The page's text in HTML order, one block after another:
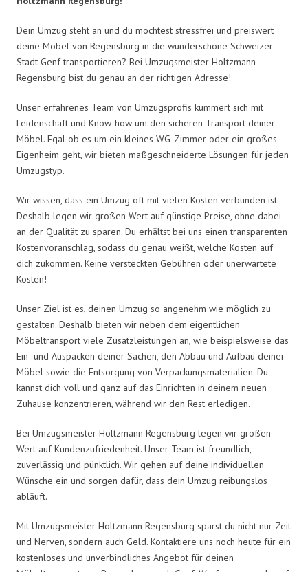
Dein Umzug steht an und du möchtest stressfrei und preiswert
deine Möbel von Regensburg in die wunderschöne Schweizer
Stadt Genf transportieren? Bei Umzugsmeister Holtzmann
Regensburg bist du genau an der richtigen Adresse!
Unser erfahrenes Team von Umzugsprofis kümmert sich mit
Leidenschaft und Know-how um den sicheren Transport deiner
Möbel. Egal ob es um ein kleines WG-Zimmer oder ein großes
Eigenheim geht, wir bieten maßgeschneiderte Lösungen für jeden
Umzugstyp.
Wir wissen, dass ein Umzug oft mit vielen Kosten verbunden ist.
Deshalb legen wir großen Wert auf günstige Preise, ohne dabei
an der Qualität zu sparen. Du erhältst bei uns einen transparenten
Kostenvoranschlag, sodass du genau weißt, welche Kosten auf
dich zukommen. Keine versteckten Gebühren oder unerwartete
Kosten!
Unser Ziel ist es, deinen Umzug so angenehm wie möglich zu
gestalten. Deshalb bieten wir neben dem eigentlichen
Möbeltransport viele Zusatzleistungen an, wie beispielsweise das
Ein- und Auspacken deiner Sachen, den Abbau und Aufbau deiner
Möbel sowie die Entsorgung von Verpackungsmaterialien. Du
kannst dich voll und ganz auf das Einrichten in deinem neuen
Zuhause konzentrieren, während wir den Rest erledigen.
Bei Umzugsmeister Holtzmann Regensburg legen wir großen
Wert auf Kundenzufriedenheit. Unser Team ist freundlich,
zuverlässig und pünktlich. Wir gehen auf deine individuellen
Wünsche ein und sorgen dafür, dass dein Umzug reibungslos
abläuft.
Mit Umzugsmeister Holtzmann Regensburg sparst du nicht nur Zeit
und Nerven, sondern auch Geld. Kontaktiere uns noch heute für ein
kostenloses und unverbindliches Angebot für deinen